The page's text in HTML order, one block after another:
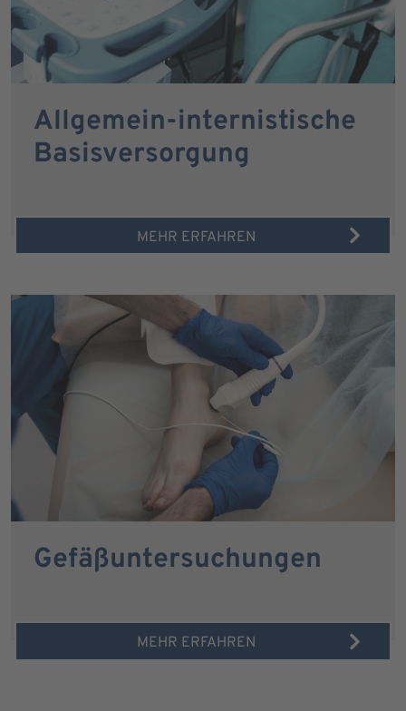
Allgemein-internistische
Basisversorgung
MEHR ERFAHREN
Gefäßuntersuchungen
MEHR ERFAHREN